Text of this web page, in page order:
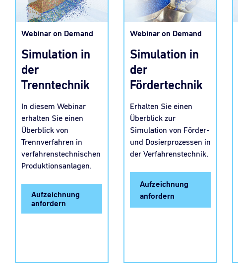
Webinar on Demand
Simulation in
der
Trenntechnik
In diesem Webinar
erhalten Sie einen
Überblick von
Trennverfahren in
verfahrenstechnischen
Produktionsanlagen.
Aufzeichnung
anfordern
Webinar on Demand
Simulation in
der
Fördertechnik
Erhalten Sie einen
Überblick zur
Simulation von Förder-
und Dosierprozessen in
der Verfahrenstechnik.
Aufzeichnung
anfordern